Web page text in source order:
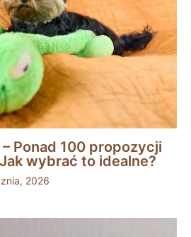
Ponad 100 propozycji
wybrać to idealne?
2026